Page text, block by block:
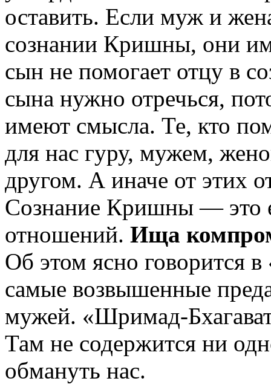
оставить. Если муж и
сознании Кришны, они
сын не помогает отцу в
сына нужно отречься,
имеют смысла. Те, кто
для нас гуру, мужем,
другом. А иначе от этих
Сознание Кришны — это
отношений. Ища
Об этом ясно говорится
самые возвышенные
мужей. «Шримад-
Там не содержится ни
обмануть нас.